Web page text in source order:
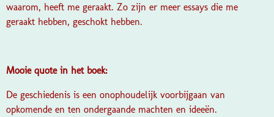
waarom, heeft me geraakt. Zo zijn er meer essays die me
geraakt hebben, geschokt hebben.
Mooie quote in het boek:
De geschiedenis is een onophoudelijk voorbijgaan van
opkomende en ten ondergaande machten en ideeën.